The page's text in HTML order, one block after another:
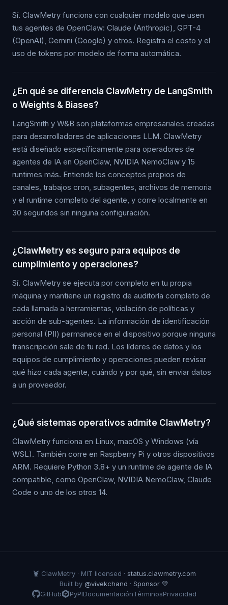
Sí. ClawMetry funciona con cualquier modelo que usen
tus agentes de OpenClaw: Claude (Anthropic), GPT-4
(OpenAI), Gemini (Google) y otros. Registra el costo y el
uso de tokens por modelo de forma automática.
¿En qué se diferencia ClawMetry de LangSmith
o Weights & Biases?
LangSmith y W&B son plataformas empresariales creadas
para desarrolladores de aplicaciones LLM. ClawMetry
está diseñado específicamente para operadores de
agentes de IA en OpenClaw, NVIDIA NemoClaw y 15
runtimes más. Entiende los conceptos propios de
canales, trabajos cron, subagentes, archivos de memoria
y el runtime completo del agente, y corre localmente en
30 segundos sin ninguna configuración.
¿ClawMetry es seguro para equipos de
cumplimiento y operaciones?
Sí. ClawMetry se ejecuta por completo en tu propia
máquina y mantiene un registro de auditoría completo de
cada llamada a herramientas, violación de políticas y
acción de sub-agentes. La información de identificación
personal (PII) permanece en el dispositivo porque ninguna
transcripción sale de tu red. Los líderes de datos y los
equipos de cumplimiento y operaciones pueden revisar
qué hizo cada agente, cuándo y por qué, sin enviar datos
a un proveedor.
¿Qué sistemas operativos admite ClawMetry?
ClawMetry funciona en Linux, macOS y Windows (vía
WSL). También corre en Raspberry Pi y otros dispositivos
ARM. Requiere Python 3.8+ y un runtime de agente de IA
compatible, como OpenClaw, NVIDIA NemoClaw, Claude
Code o uno de los otros 14.
🦞 ClawMetry · MIT licensed · status.clawmetry.com
Built by @vivekchand · Sponsor 💛
GitHub
PyPIDocumentaciónTérminosPrivacidad